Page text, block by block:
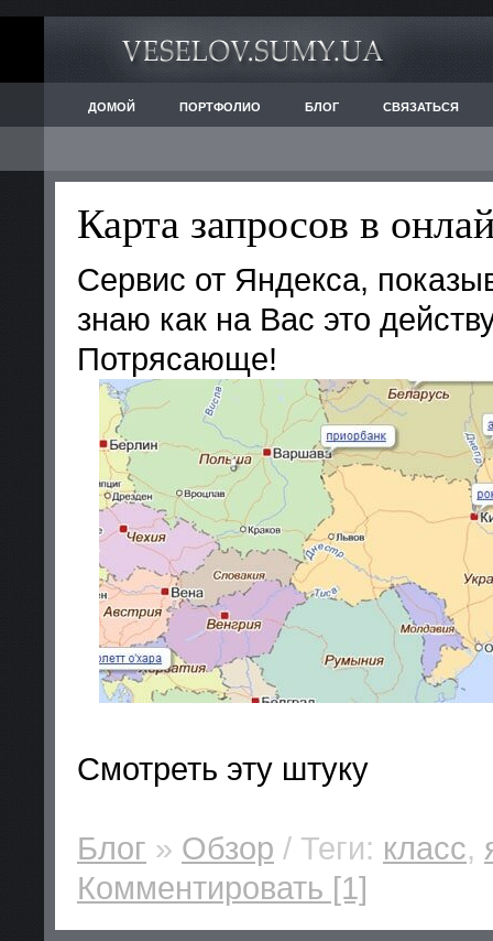
ДОМОЙ ПОРТФОЛИО БЛОГ СВЯЗАТЬСЯ
Карта запросов в
Сервис от Яндекса,
знаю как на Вас это
Потрясающе!
Смотреть эту штуку
Блог » Обзор / Теги: класс,
Комментировать [1]